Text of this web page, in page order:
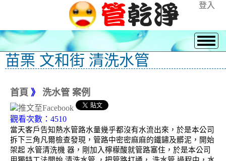
登入
苗栗 文和街 清洗水管
首頁 》 洗水管 案例
觀看次數：4510
當天客戶告知熱水管路水量幾乎都沒有水流出來，於是本公司
拆下三角凡爾檢查發現，管路中密密麻麻的鐵鏽及髒泥，開始
架起 水管清洗機 器，剛加入檸檬酸就管路塞住，於是本公司